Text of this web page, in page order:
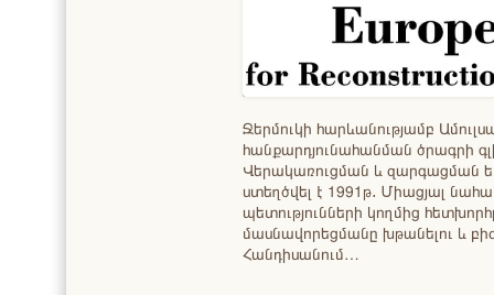
Ջերմուկի հարևանությամբ
հանքարդյունահանման ծրագրի
Վերակառուցման և զարգացման
ստեղծվել է 1991թ․ Միացյալ
պետությունների կողմից
մասնավորեցմանը խթանելու և
Հանդիսանում…